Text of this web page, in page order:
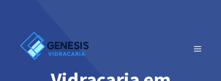
conteúdo
MENU